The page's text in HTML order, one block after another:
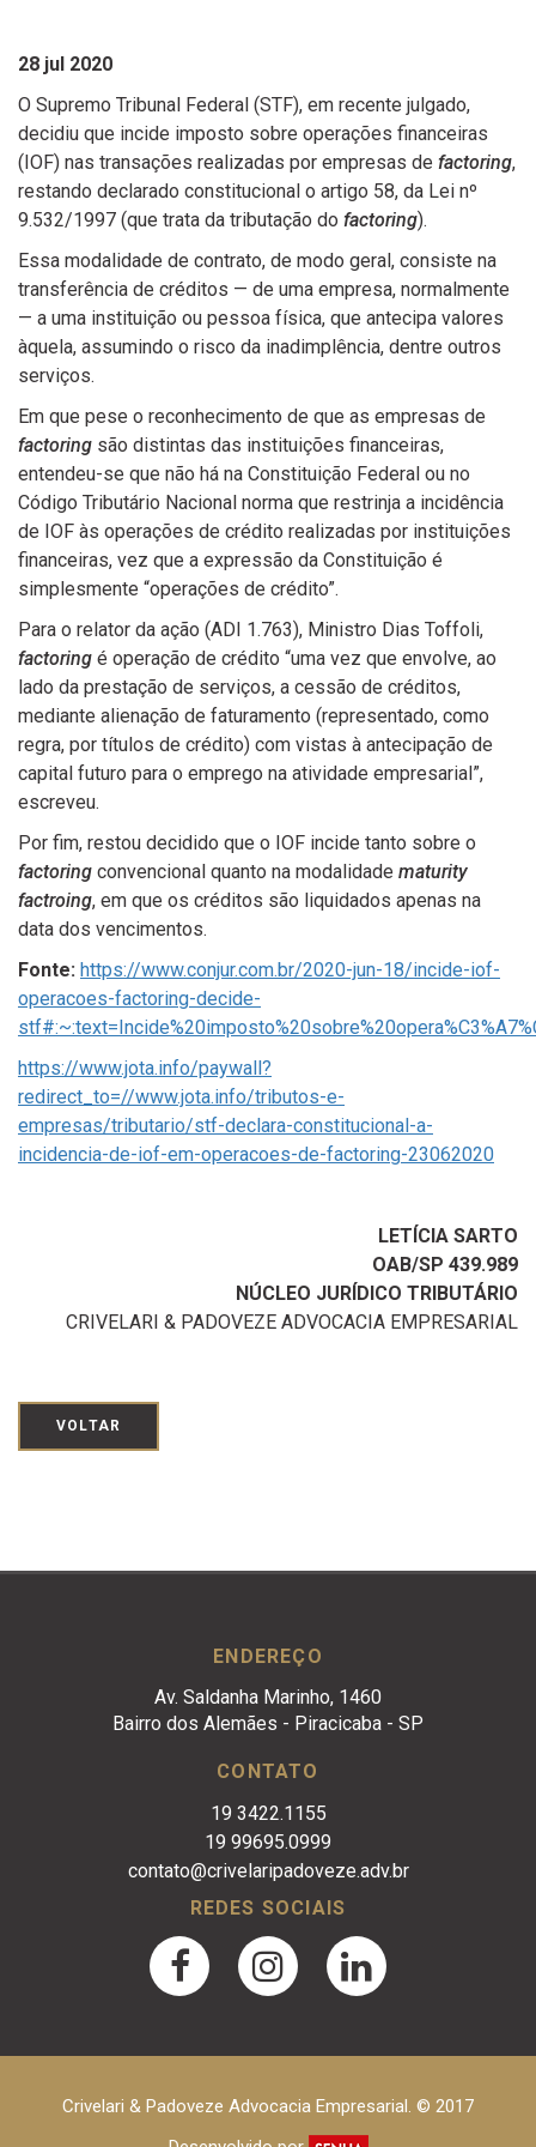
28 jul 2020
O Supremo Tribunal Federal (STF), em recente julgado,
decidiu que incide imposto sobre operações financeiras
(IOF) nas transações realizadas por empresas de factoring,
restando declarado constitucional o artigo 58, da Lei nº
9.532/1997 (que trata da tributação do factoring).
Essa modalidade de contrato, de modo geral, consiste na
transferência de créditos — de uma empresa, normalmente
— a uma instituição ou pessoa física, que antecipa valores
àquela, assumindo o risco da inadimplência, dentre outros
serviços.
Em que pese o reconhecimento de que as empresas de
factoring são distintas das instituições financeiras,
entendeu-se que não há na Constituição Federal ou no
Código Tributário Nacional norma que restrinja a incidência
de IOF às operações de crédito realizadas por instituições
financeiras, vez que a expressão da Constituição é
simplesmente “operações de crédito”.
Para o relator da ação (ADI 1.763), Ministro Dias Toffoli,
factoring é operação de crédito “uma vez que envolve, ao
lado da prestação de serviços, a cessão de créditos,
mediante alienação de faturamento (representado, como
regra, por títulos de crédito) com vistas à antecipação de
capital futuro para o emprego na atividade empresarial”,
escreveu.
Por fim, restou decidido que o IOF incide tanto sobre o
factoring convencional quanto na modalidade maturity
factroing, em que os créditos são liquidados apenas na
data dos vencimentos.
Fonte: https://www.conjur.com.br/2020-jun-18/incide-iof-
operacoes-factoring-decide-
https://www.jota.info/paywall?
redirect_to=//www.jota.info/tributos-e-
empresas/tributario/stf-declara-constitucional-a-
incidencia-de-iof-em-operacoes-de-factoring-23062020
LETÍCIA SARTO
OAB/SP 439.989
NÚCLEO JURÍDICO TRIBUTÁRIO
CRIVELARI & PADOVEZE ADVOCACIA EMPRESARIAL
VOLTAR
ENDEREÇO
Av. Saldanha Marinho, 1460
Bairro dos Alemães - Piracicaba - SP
CONTATO
19 3422.1155
19 99695.0999
contato@crivelaripadoveze.adv.br
REDES SOCIAIS
Crivelari & Padoveze Advocacia Empresarial. © 2017